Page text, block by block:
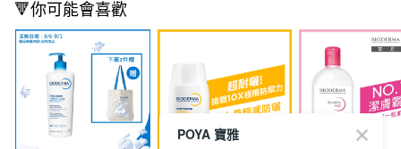
🔻你可能會喜歡
POYA 寶雅